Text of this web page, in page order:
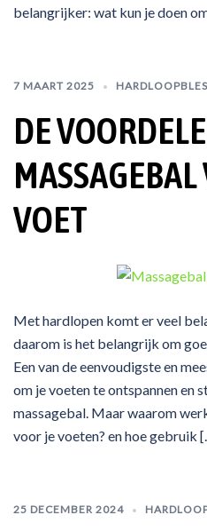
belangrijker: wat kun je doen
7 MAART 2025
DE
MASSAGEBAL
VOET
Met hardlopen komt er veel
daarom is het belangrijk om
Een van de eenvoudigste en
om je voeten te ontspannen en
massagebal. Maar waarom
voor je voeten? en hoe gebruik
25 DECEMBER 2024